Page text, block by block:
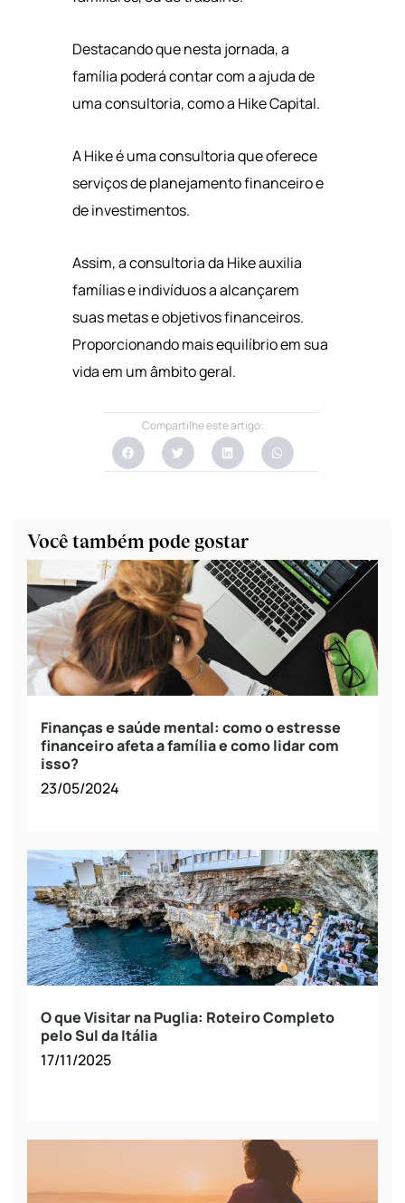
Destacando que nesta jornada, a
família poderá contar com a ajuda de
uma consultoria, como a Hike Capital.
A Hike é uma consultoria que oferece
serviços de planejamento financeiro e
de investimentos.
Assim, a consultoria da Hike auxilia
famílias e indivíduos a alcançarem
suas metas e objetivos financeiros.
Proporcionando mais equilíbrio em sua
vida em um âmbito geral.
Compartilhe este artigo:
Você também pode gostar
Finanças e saúde mental: como o estresse
financeiro afeta a família e como lidar com
isso?
23/05/2024
O que Visitar na Puglia: Roteiro Completo
pelo Sul da Itália
17/11/2025